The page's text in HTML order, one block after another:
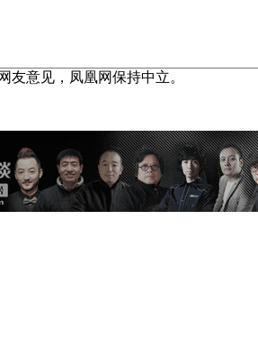
友意见，凤凰网保持中立。